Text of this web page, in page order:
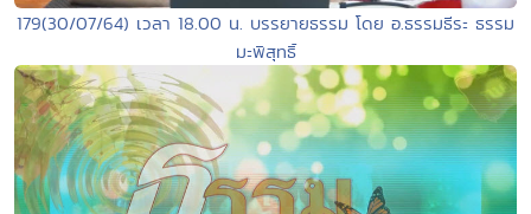
179(30/07/64) เวลา 18.00 น. บรรยายธรรม โดย อ.ธรรมธีระ ธรรม
มะพิสุทธิ์